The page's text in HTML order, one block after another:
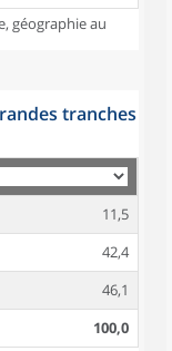
géographie au
tranches
11,5
42,4
46,1
100,0